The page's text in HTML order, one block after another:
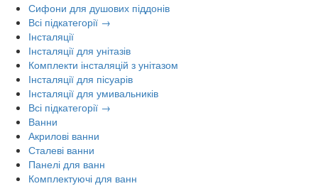
Сифони для душових піддонів
Всі підкатегорії →
Інсталяції
Інсталяції для унітазів
Комплекти інсталяцій з унітазом
Інсталяції для пісуарів
Інсталяції для умивальників
Всі підкатегорії →
Ванни
Акрилові ванни
Сталеві ванни
Панелі для ванн
Комплектуючі для ванн